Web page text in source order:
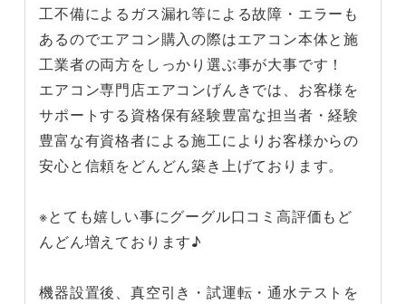
工不備によるガス漏れ等による故障・エラーも
あるのでエアコン購入の際はエアコン本体と施
工業者の両方をしっかり選ぶ事が大事です！
エアコン専門店エアコンげんきでは、お客様を
サポートする資格保有経験豊富な担当者・経験
豊富な有資格者による施工によりお客様からの
安心と信頼をどんどん築き上げております。
※とても嬉しい事にグーグル口コミ高評価もど
んどん増えております♪
機器設置後、真空引き・試運転・通水テストを